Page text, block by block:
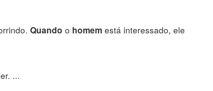
Quando o homem está interessado, ele
...